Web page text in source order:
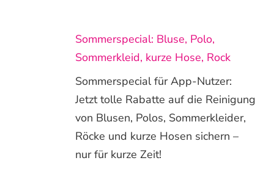
Sommerspecial: Bluse, Polo,
Sommerkleid, kurze Hose, Rock
Sommerspecial für App-Nutzer:
Jetzt tolle Rabatte auf die Reinigung
von Blusen, Polos, Sommerkleider,
Röcke und kurze Hosen sichern –
nur für kurze Zeit!